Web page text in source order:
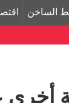
الساخن